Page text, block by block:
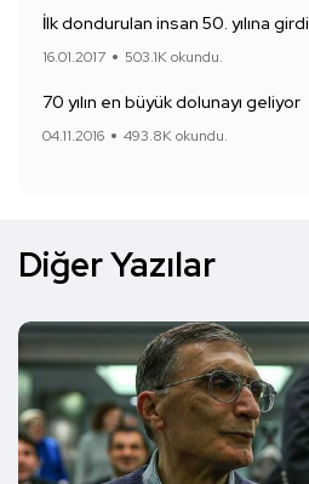
İlk dondurulan insan 50. yılına girdi
16.01.2017 503.1K okundu.
70 yılın en büyük dolunayı geliyor
04.11.2016 493.8K okundu.
Diğer Yazılar